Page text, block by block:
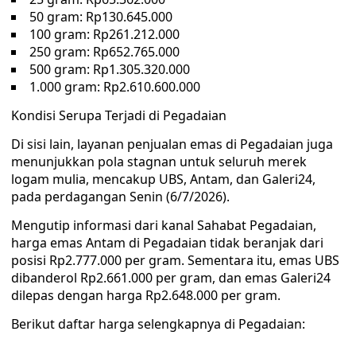
50 gram: Rp130.645.000
100 gram: Rp261.212.000
250 gram: Rp652.765.000
500 gram: Rp1.305.320.000
1.000 gram: Rp2.610.600.000
Kondisi Serupa Terjadi di Pegadaian
Di sisi lain, layanan penjualan emas di Pegadaian juga
menunjukkan pola stagnan untuk seluruh merek
logam mulia, mencakup UBS, Antam, dan Galeri24,
pada perdagangan Senin (6/7/2026).
Mengutip informasi dari kanal Sahabat Pegadaian,
harga emas Antam di Pegadaian tidak beranjak dari
posisi Rp2.777.000 per gram. Sementara itu, emas UBS
dibanderol Rp2.661.000 per gram, dan emas Galeri24
dilepas dengan harga Rp2.648.000 per gram.
Berikut daftar harga selengkapnya di Pegadaian: